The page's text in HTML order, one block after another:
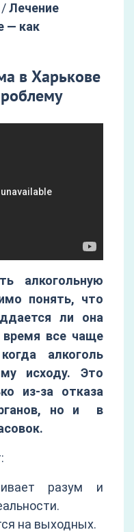
/Лечение
— как
в Харькове
алкогольную
понять, что
ли она
все чаще
алкоголь
исходу. Это
из-за отказа
но и в
разум и
на выходных.